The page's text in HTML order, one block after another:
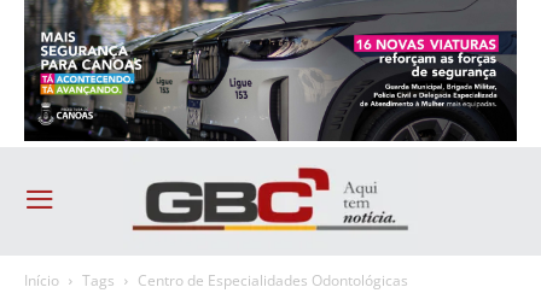
Início Tags Centro de Especialidades Odontológicas